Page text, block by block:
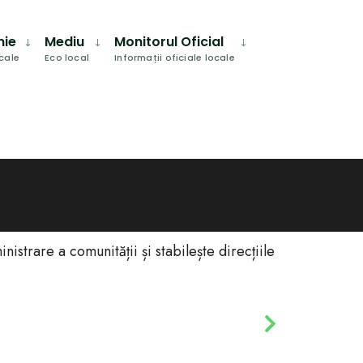
Mediu
Eco local
Monitorul Oficial
Informații oficiale locale
a comunității și stabilește direcțiile